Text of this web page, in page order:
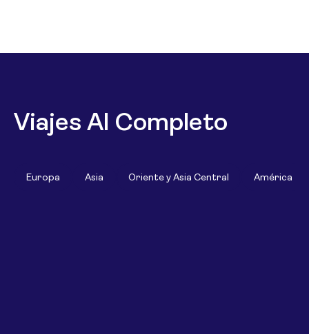
Viajes Al Completo
Europa Asia Oriente y Asia Central América